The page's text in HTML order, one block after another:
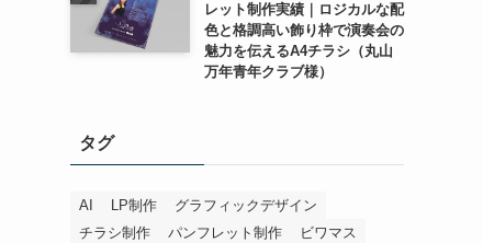
レット制作実績｜ロジカルな配
色と格調高い飾り枠で演奏会の
魅力を伝えるA4チラシ（丸山
万年青年クラブ様）
タグ
AI LP制作
グラフィックデザイン
チラシ制作
パンフレット制作
ビワマス